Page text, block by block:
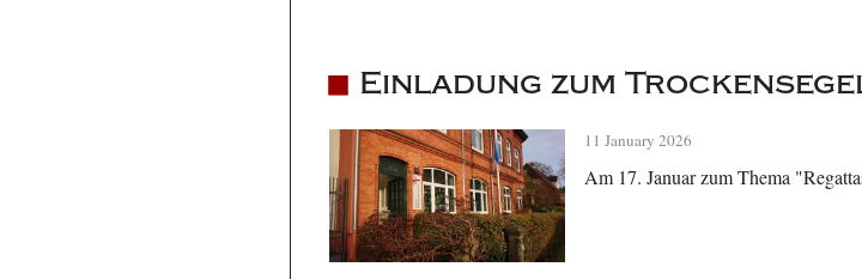
Einladung zum
11 January 2026
Am 17. Januar zum Thema